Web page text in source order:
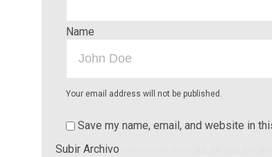
Name
Your email address will not be published.
Save my name, email, and website in
Subir Archivo